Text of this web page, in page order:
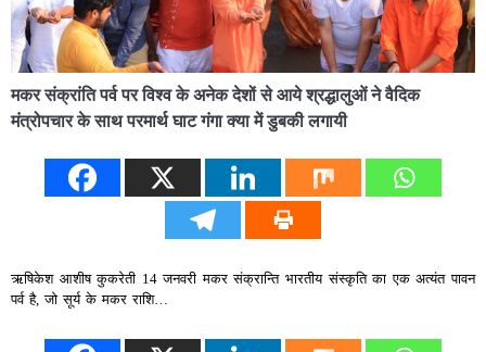
मकर संक्रांति पर्व पर विश्व के अनेक देशों से आये श्रद्धालुओं ने वैदिक
मंत्रोपचार के साथ परमार्थ घाट गंगा क्या में डुबकी लगायी
ऋषिकेश आशीष कुकरेती 14 जनवरी मकर संक्रान्ति भारतीय संस्कृति का एक अत्यंत पावन
पर्व है, जो सूर्य के मकर राशि…